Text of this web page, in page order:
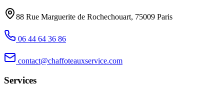
88 Rue Marguerite de Rochechouart, 75009 Paris
06 44 64 36 86
contact@chaffoteauxservice.com
Services